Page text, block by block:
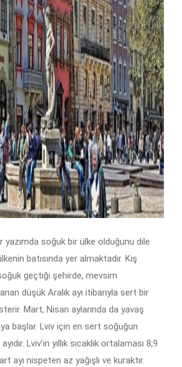
yazımda soğuk bir ülke olduğunu dile
batısında yer almaktadır. Kış
geçtiği şehirde, mevsim
düşük Aralık ayı itibarıyla sert bir
Mart, Nisan aylarında da yavaş
başlar. Lviv için en sert soğuğun
Lviv’in yıllık sıcaklık ortalaması 8,9
ayı nispeten az yağışlı ve kuraktır.